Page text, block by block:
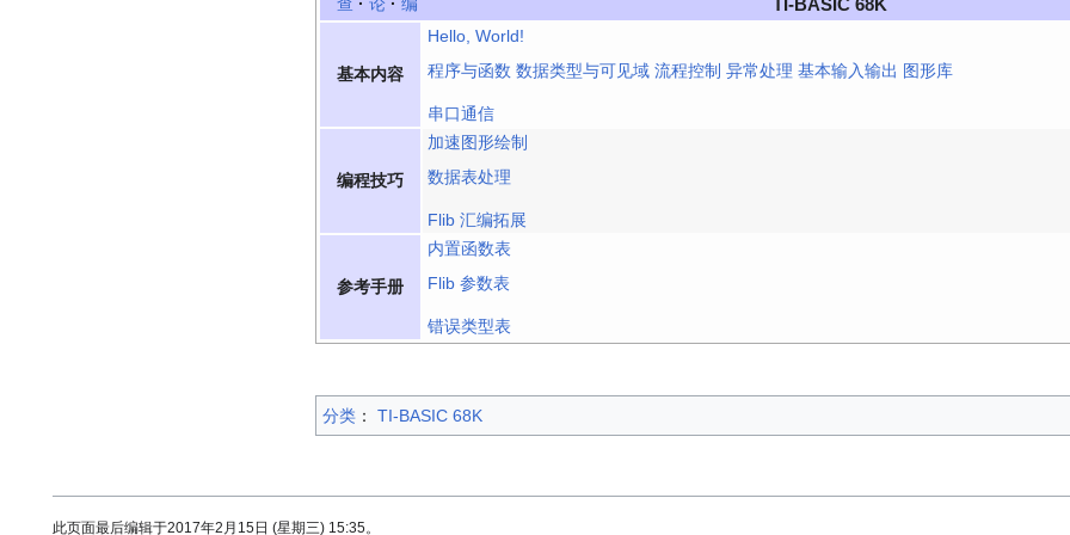
查 · 论 · 编 TI-BASIC 68K
基本内容
Hello, World!
程序与函数 数据类型与可见域 流程控制 异常处理 基本输入输出 图形库
串口通信
编程技巧
加速图形绘制
数据表处理
Flib 汇编拓展
参考手册
内置函数表
Flib 参数表
错误类型表
分类 ：​ TI-BASIC 68K
此页面最后编辑于2017年2月15日 (星期三) 15:35。